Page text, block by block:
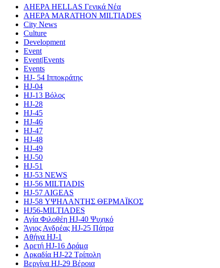
AHEPA HELLAS Γενικά Νέα
AHEPA MARATHON MILTIADES
City News
Culture
Development
Event
Event|Events
Events
HJ- 54 Ιπποκράτης
HJ-04
HJ-13 Βόλος
HJ-28
HJ-45
HJ-46
HJ-47
HJ-48
HJ-49
HJ-50
HJ-51
HJ-53 NEWS
HJ-56 MILTIADIS
HJ-57 AIGEAS
HJ-58 ΥΨΗΛΑΝΤΗΣ ΘΕΡΜΑΪΚΟΣ
HJ56-MILTIADES
Αγία Φιλοθέη HJ-40 Ψυχικό
Άγιος Ανδρέας HJ-25 Πάτρα
Αθήνα HJ-1
Αρετή HJ-16 Δράμα
Αρκαδία HJ-22 Τρίπολη
Βεργίνα HJ-29 Βέροια